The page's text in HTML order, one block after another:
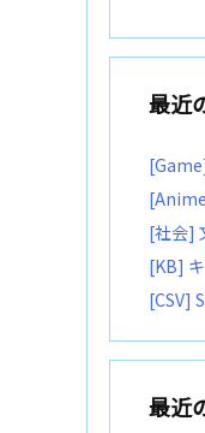
最近
[社会]
[KB]
[CSV]
最近